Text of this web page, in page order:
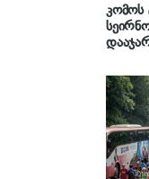
კომოს